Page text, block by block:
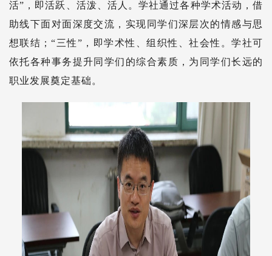
活”，即活跃、活泼、活人。学社通过各种学术活动，借
助线下面对面深度交流，实现同学们深层次的情感与思
想联结；“三性”，即学术性、组织性、社会性。学社可
依托各种事务提升同学们的综合素质，为同学们长远的
职业发展奠定基础。